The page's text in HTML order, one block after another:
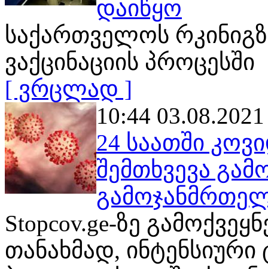
დაიწყო
საქართველოს
ვაქცინაციის პროცესში
[ ვრცლად ]
10:44 03.08.2021
24 საათში
შემთხვევა
Stopcov.ge-ზე
თანახმად,